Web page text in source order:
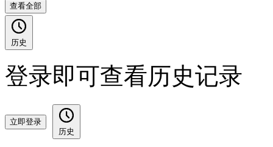
查看全部
历史
登录即可查看历史记录
立即登录
历史